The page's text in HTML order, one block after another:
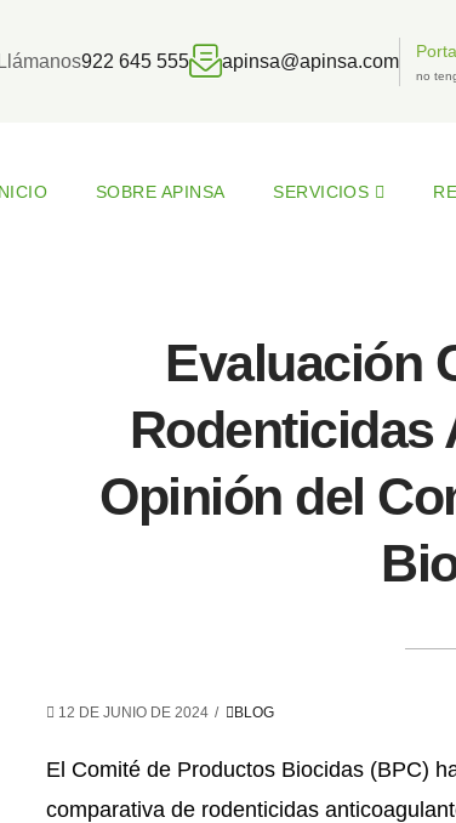
Llámanos922 645 555 apinsa@apinsa.com
no
SOBRE APINSA SERVICIOS
Evaluación
Rodenticidas
Opinión del
12 DE JUNIO DE 2024 BLOG
El Comité de Productos Biocidas (BPC)
comparativa de rodenticidas